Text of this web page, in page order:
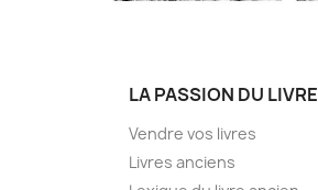
LA PASSION DU LIVRE
Vendre vos livres
Livres anciens